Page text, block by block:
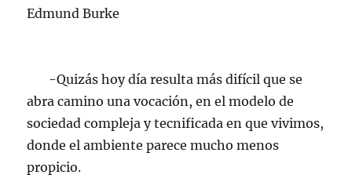
Edmund Burke
-Quizás hoy día resulta más difícil que se
abra camino una vocación, en el modelo de
sociedad compleja y tecnificada en que vivimos,
donde el ambiente parece mucho menos
propicio.